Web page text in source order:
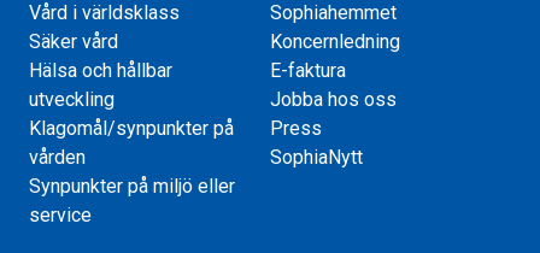
Vård i världsklass
Säker vård
Hälsa och hållbar
utveckling
Klagomål/synpunkter på
vården
Synpunkter på miljö eller
service
Sophiahemmet
Koncernledning
E-faktura
Jobba hos oss
Press
SophiaNytt